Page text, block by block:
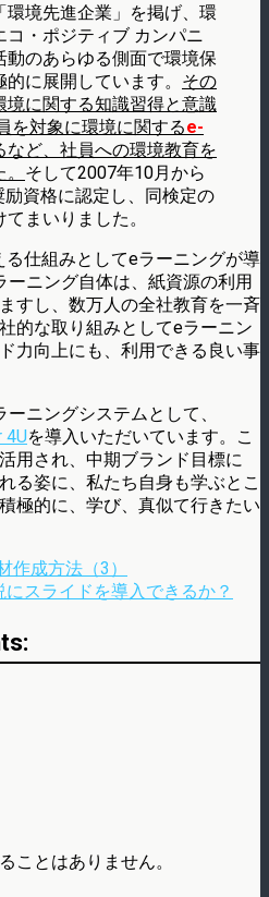
境先進企業」を掲げ、環
・ポジティブ カンパニ
動のあらゆる側面で環境保
に展開しています。 その
境に関する知識習得と意識
を対象に環境に関するe-
など、社員への環境教育を
そして2007年10月から
資格に認定し、同検定の
まいりました。
仕組みとしてeラーニングが導
ーニング自体は、紙資源の利用
すし、数万人の全社教育を一斉
的な取り組みとしてeラーニン
力向上にも、利用できる良い事
ニングシステムとして、
4Uを導入いただいています。こ
用され、中期ブランド目標に
る姿に、私たち自身も学ぶとこ
極的に、学び、真似て行きたい
作成方法（3）
にスライドを導入できるか？
ことはありません。